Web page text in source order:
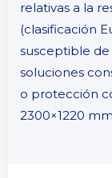
relativas a la
(clasificación
susceptible
soluciones
o protección
2300×1220